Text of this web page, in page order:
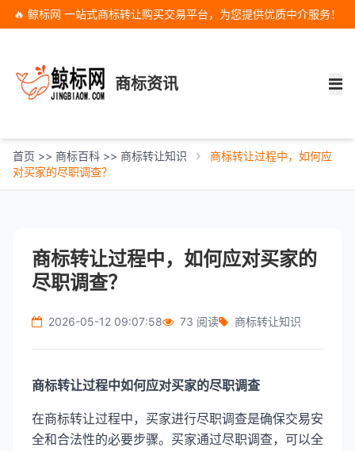
🔥 鲸标网 一站式商标转让购买交易平台，为您提供优质中介服务！
商标资讯
首页 >> 商标百科 >> 商标转让知识
商标转让过程中，如何应
对买家的尽职调查？
商标转让过程中，如何应对买家的
尽职调查？
2026-05-12 09:07:58 73 阅读 商标转让知识
商标转让过程中如何应对买家的尽职调查
在商标转让过程中，买家进行尽职调查是确保交易安
全和合法性的必要步骤。买家通过尽职调查，可以全